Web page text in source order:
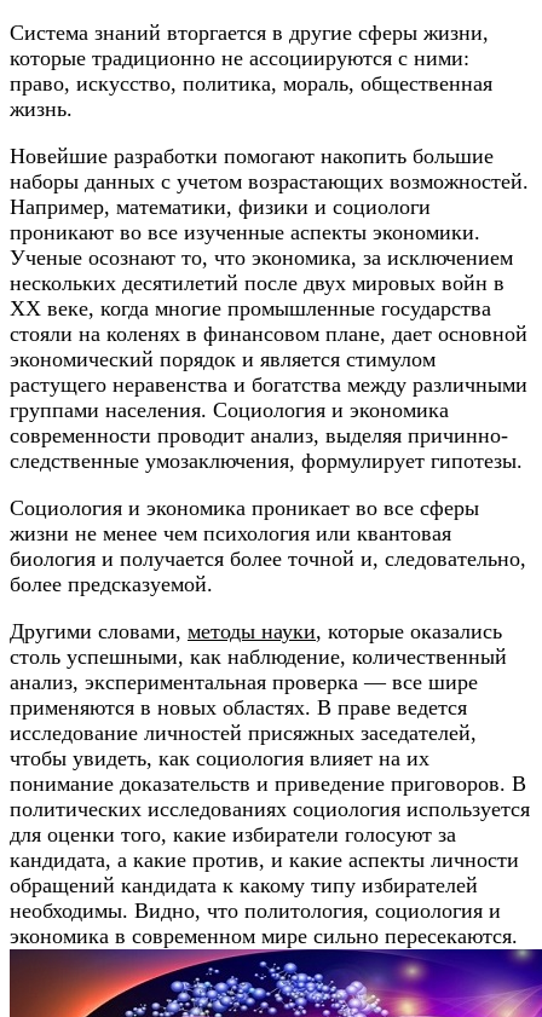
Система знаний вторгается в другие сферы жизни,
которые традиционно не ассоциируются с ними:
право, искусство, политика, мораль, общественная
жизнь.
Новейшие разработки помогают накопить большие
наборы данных с учетом возрастающих возможностей.
Например, математики, физики и социологи
проникают во все изученные аспекты экономики.
Ученые осознают то, что экономика, за исключением
нескольких десятилетий после двух мировых войн в
ХХ веке, когда многие промышленные государства
стояли на коленях в финансовом плане, дает основной
экономический порядок и является стимулом
растущего неравенства и богатства между различными
группами населения. Социология и экономика
современности проводит анализ, выделяя причинно-
следственные умозаключения, формулирует гипотезы.
Социология и экономика проникает во все сферы
жизни не менее чем психология или квантовая
биология и получается более точной и, следовательно,
более предсказуемой.
Другими словами, методы науки, которые оказались
столь успешными, как наблюдение, количественный
анализ, экспериментальная проверка — все шире
применяются в новых областях. В праве ведется
исследование личностей присяжных заседателей,
чтобы увидеть, как социология влияет на их
понимание доказательств и приведение приговоров. В
политических исследованиях социология используется
для оценки того, какие избиратели голосуют за
кандидата, а какие против, и какие аспекты личности
обращений кандидата к какому типу избирателей
необходимы. Видно, что политология, социология и
экономика в современном мире сильно пересекаются.